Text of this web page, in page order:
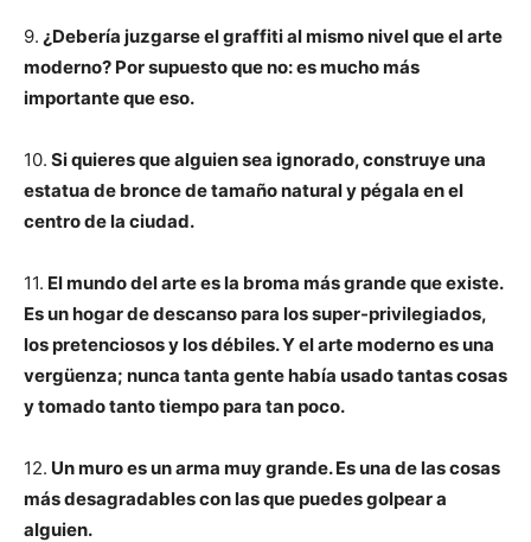
9. ¿Debería juzgarse el graffiti al mismo nivel que el arte
moderno? Por supuesto que no: es mucho más
importante que eso.
10. Si quieres que alguien sea ignorado, construye una
estatua de bronce de tamaño natural y pégala en el
centro de la ciudad.
11. El mundo del arte es la broma más grande que existe.
Es un hogar de descanso para los super-privilegiados,
los pretenciosos y los débiles. Y el arte moderno es una
vergüenza; nunca tanta gente había usado tantas cosas
y tomado tanto tiempo para tan poco.
12. Un muro es un arma muy grande. Es una de las cosas
más desagradables con las que puedes golpear a
alguien.